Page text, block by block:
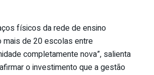
físicos da rede de ensino
mais de 20 escolas entre
completamente nova”, salienta
o investimento que a gestão